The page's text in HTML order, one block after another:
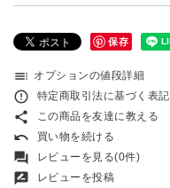
保存
toc オプションの値段詳細
error_outline 特定商取引法に基づく表
share この商品を友達に教える
undo 買い物を続ける
forum レビューを見る(0件)
rate_review レビューを投稿